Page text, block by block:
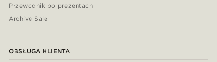
Przewodnik po prezentach
Archive Sale
OBSŁUGA KLIENTA